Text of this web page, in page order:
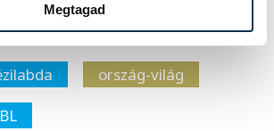
Megtagad
ország-világ